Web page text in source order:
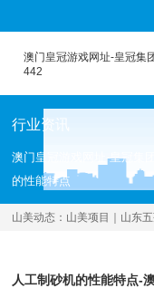
澳门皇冠游戏网址-皇冠集
442
行业资讯
澳门皇冠游戏网址-皇冠集
的性能特点
山美动态： 山美项目｜山东
人工制砂机的性能特点-